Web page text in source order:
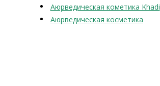
Аюрведическая кометика Khadi
Аюрведическая косметика